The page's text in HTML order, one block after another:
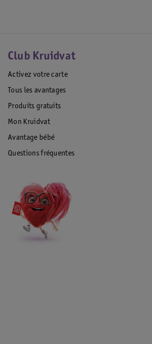
Club Kruidvat
Activez votre carte
Tous les avantages
Produits gratuits
Mon Kruidvat
Avantage bébé
Questions fréquentes